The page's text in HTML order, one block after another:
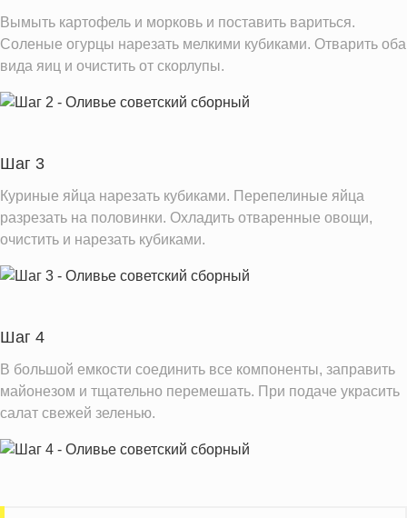
Калий
Фолиевая кислота
47.6 мкг
Витамин С
11.2 мг
Насыщенные жиры
6.8 г
Вымыть картофель и морковь и поставить вариться.
Соленые огурцы нарезать мелкими кубиками. Отварить оба
вида яиц и очистить от скорлупы.
Шаг 3
Куриные яйца нарезать кубиками. Перепелиные яйца
разрезать на половинки. Охладить отваренные овощи,
очистить и нарезать кубиками.
Шаг 4
В большой емкости соединить все компоненты, заправить
майонезом и тщательно перемешать. При подаче украсить
салат свежей зеленью.